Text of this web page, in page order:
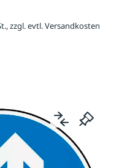
zzgl. evtl. Versandkosten